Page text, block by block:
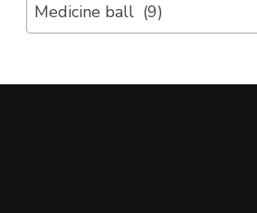
Medicine ball (9)